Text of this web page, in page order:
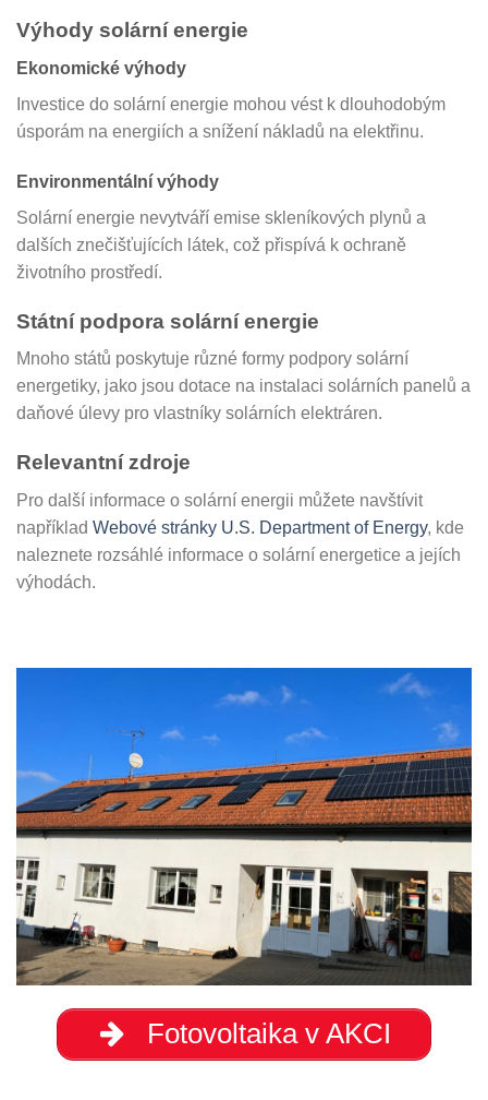
Výhody solární energie
Ekonomické výhody
Investice do solární energie mohou vést k dlouhodobým
úsporám na energiích a snížení nákladů na elektřinu.
Environmentální výhody
Solární energie nevytváří emise skleníkových plynů a
dalších znečišťujících látek, což přispívá k ochraně
životního prostředí.
Státní podpora solární energie
Mnoho států poskytuje různé formy podpory solární
energetiky, jako jsou dotace na instalaci solárních panelů a
daňové úlevy pro vlastníky solárních elektráren.
Relevantní zdroje
Pro další informace o solární energii můžete navštívit
například Webové stránky U.S. Department of Energy, kde
naleznete rozsáhlé informace o solární energetice a jejích
výhodách.
Fotovoltaika v AKCI